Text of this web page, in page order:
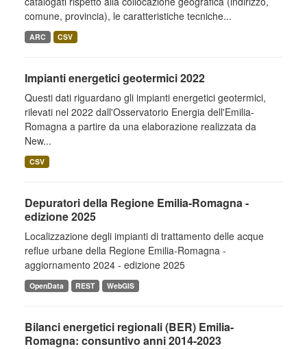
comune, provincia), le caratteristiche tecniche...
ARC CSV
Impianti energetici geotermici 2022
Questi dati riguardano gli impianti energetici geotermici,
rilevati nel 2022 dall'Osservatorio Energia dell'Emilia-
Romagna a partire da una elaborazione realizzata da
New...
CSV
Depuratori della Regione Emilia-Romagna -
edizione 2025
Localizzazione degli impianti di trattamento delle acque
reflue urbane della Regione Emilia-Romagna -
aggiornamento 2024 - edizione 2025
OpenData REST WebGIS
Bilanci energetici regionali (BER) Emilia-
Romagna: consuntivo anni 2014-2023